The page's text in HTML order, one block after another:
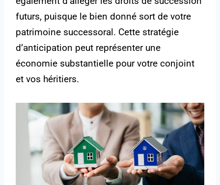
futurs, puisque le bien donné sort de votre
patrimoine successoral. Cette stratégie
d’anticipation peut représenter une
économie substantielle pour votre conjoint
et vos héritiers.